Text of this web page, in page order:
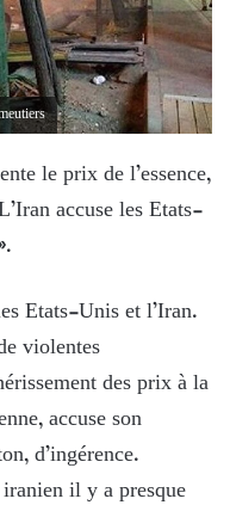
le prix de l’essence,
accuse les Etats-
Etats-Unis et l’Iran.
violentes
des prix à la
accuse son
d’ingérence.
il y a presque